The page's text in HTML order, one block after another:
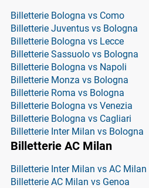
Billetterie Bologna vs Como
Billetterie Juventus vs Bologna
Billetterie Bologna vs Lecce
Billetterie Sassuolo vs Bologna
Billetterie Bologna vs Napoli
Billetterie Monza vs Bologna
Billetterie Roma vs Bologna
Billetterie Bologna vs Venezia
Billetterie Bologna vs Cagliari
Billetterie Inter Milan vs Bologna
Billetterie AC Milan
Billetterie Inter Milan vs AC Milan
Billetterie AC Milan vs Genoa